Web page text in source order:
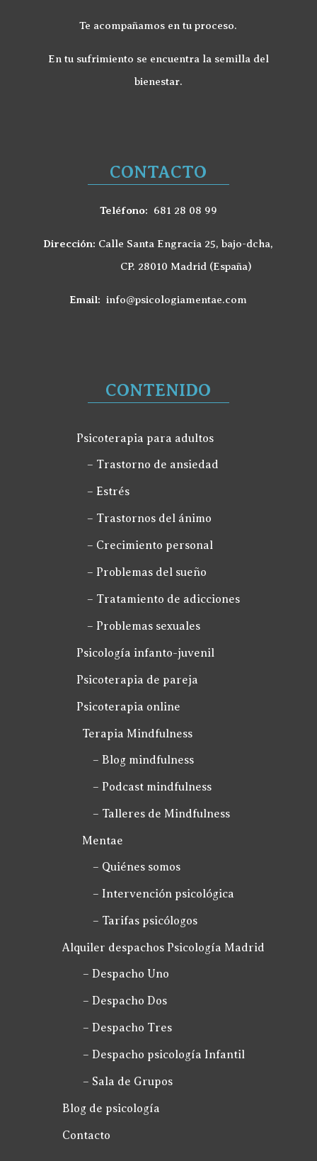
Te acompañamos en tu proceso.
En tu sufrimiento se encuentra la semilla del
bienestar.
CONTACTO
Teléfono: 681 28 08 99
Dirección: Calle Santa Engracia 25, bajo-dcha,
CP. 28010 Madrid (España)
Email:info@psicologiamentae.com
CONTENIDO
Psicoterapia para adultos
– Trastorno de ansiedad
– Estrés
– Trastornos del ánimo
– Crecimiento personal
– Problemas del sueño
– Tratamiento de adicciones
– Problemas sexuales
Psicología infanto-juvenil
Psicoterapia de pareja
Psicoterapia online
Terapia Mindfulness
– Blog mindfulness
– Podcast mindfulness
– Talleres de Mindfulness
Mentae
– Quiénes somos
– Intervención psicológica
– Tarifas psicólogos
Alquiler despachos Psicología Madrid
– Despacho Uno
– Despacho Dos
– Despacho Tres
– Despacho psicología Infantil
– Sala de Grupos
Blog de psicología
Contacto